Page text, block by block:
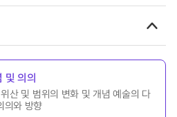
및 의의
산 및 범위의 변화 및 개념 예술의 다
의와 방향